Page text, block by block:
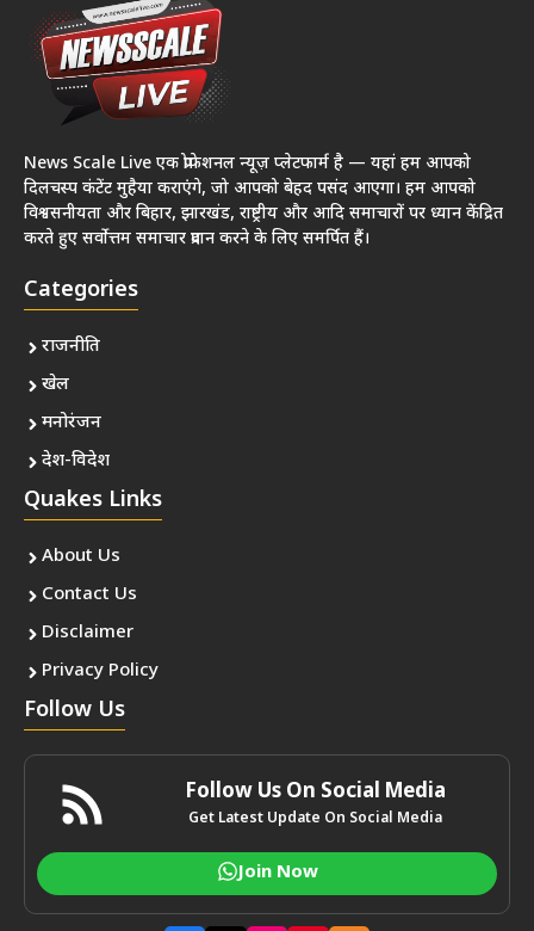
News Scale Live एक प्रोफेशनल न्यूज़ प्लेटफार्म है — यहां हम आपको
दिलचस्प कंटेंट मुहैया कराएंगे, जो आपको बेहद पसंद आएगा। हम आपको
विश्वसनीयता और बिहार, झारखंड, राष्ट्रीय और आदि समाचारों पर ध्यान केंद्रित
करते हुए सर्वोत्तम समाचार प्रदान करने के लिए समर्पित हैं।
Categories
राजनीति
खेल
मनोरंजन
देश-विदेश
Quakes Links
About Us
Contact Us
Disclaimer
Privacy Policy
Follow Us
Follow Us On Social Media
Get Latest Update On Social Media
Join Now